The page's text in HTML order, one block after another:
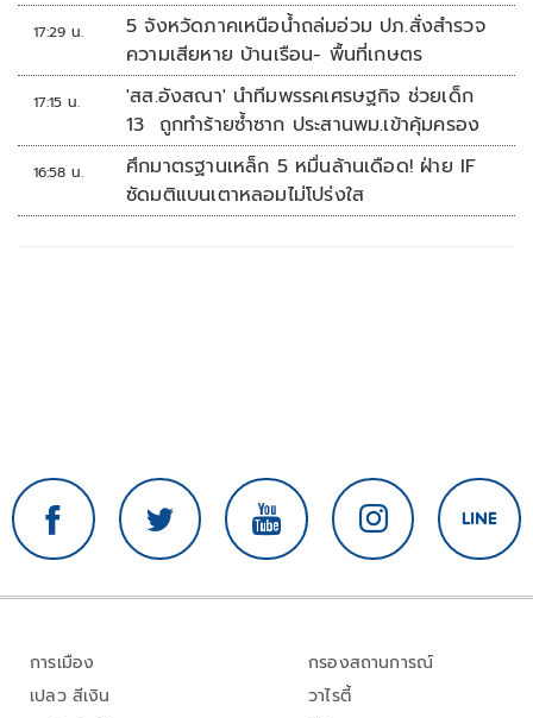
17:29 น.
5 จังหวัดภาคเหนือน้ำถล่มอ่วม ปภ.สั่งสำรวจ
ความเสียหาย บ้านเรือน- พื้นที่เกษตร
17:15 น.
'สส.อังสณา' นำทีมพรรคเศรษฐกิจ ช่วยเด็ก
13 ถูกทำร้ายซ้ำซาก ประสานพม.เข้าคุ้มครอง
16:58 น.
ศึกมาตรฐานเหล็ก 5 หมื่นล้านเดือด! ฝ่าย IF
ซัดมติแบนเตาหลอมไม่โปร่งใส
การเมือง
เปลว สีเงิน
กรองสถานการณ์
วาไรตี้